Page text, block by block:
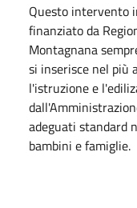
Questo intervento
finanziato da
Montagnana
si inserisce nel più
l'istruzione e
adeguati standard
bambini e famiglie.